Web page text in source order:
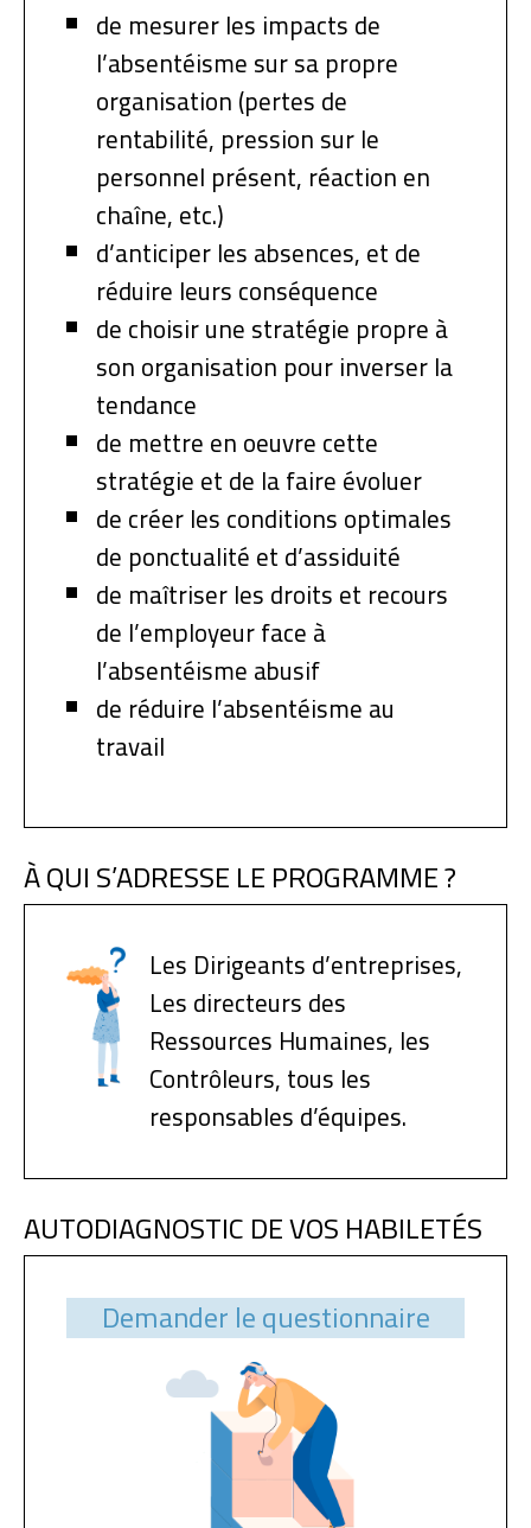
de mesurer les impacts de
l’absentéisme sur sa propre
organisation (pertes de
rentabilité, pression sur le
personnel présent, réaction en
chaîne, etc.)
d’anticiper les absences, et de
réduire leurs conséquence
de choisir une stratégie propre à
son organisation pour inverser la
tendance
de mettre en oeuvre cette
stratégie et de la faire évoluer
de créer les conditions optimales
de ponctualité et d’assiduité
de maîtriser les droits et recours
de l’employeur face à
l’absentéisme abusif
de réduire l’absentéisme au
travail
À QUI S’ADRESSE LE PROGRAMME ?
Les Dirigeants d’entreprises,
Les directeurs des
Ressources Humaines, les
Contrôleurs, tous les
responsables d’équipes.
AUTODIAGNOSTIC DE VOS HABILETÉS
Demander le questionnaire